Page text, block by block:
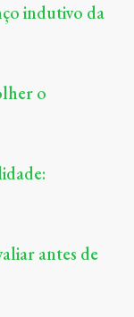
indutivo da
o
antes de